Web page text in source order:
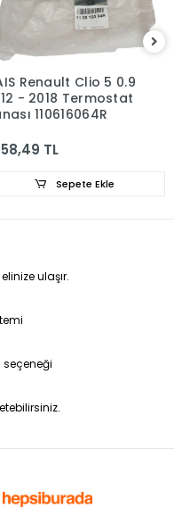
Renault Clio 5 0.9
- 2018 Termostat
110616064R
TL
Sepete Ekle
ulaşır.